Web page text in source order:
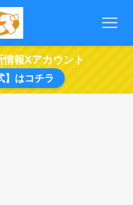
報Xアカウント
】はコチラ